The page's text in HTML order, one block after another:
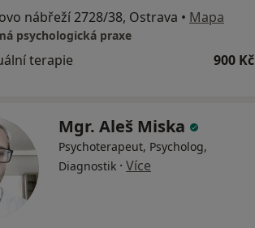
nábřeží 2728/38, Ostrava • Mapa
psychologická praxe
terapie 900 Kč
Mgr. Aleš Miska
Psychoterapeut, Psycholog,
Diagnostik · Více